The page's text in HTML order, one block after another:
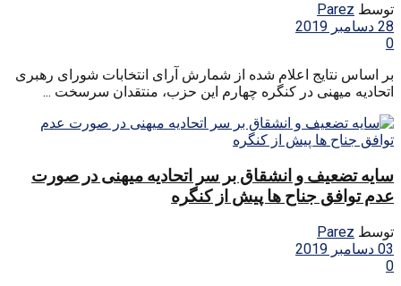
توسط Parez
28 دسامبر 2019
0
بر اساس نتایج اعلام شده‌ از شمارش آرای انتخابات شورای رهبری
اتحادیه‌ میهنی در کنگره‌ چهارم این حزب، منتقدان سرسخت ...
سایه‌ تضعیف و انشقاق بر سر اتحادیه‌ میهنی در صورت
عدم توافق جناح ها پیش از کنگره‌
توسط Parez
03 دسامبر 2019
0